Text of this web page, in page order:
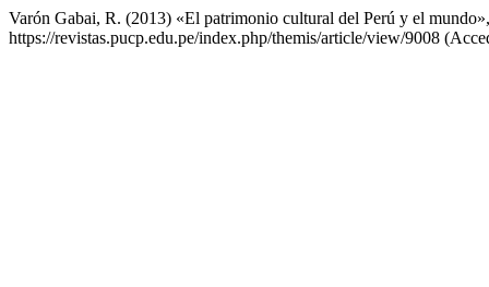
Varón Gabai, R. (2013) «El patrimonio cultural del Perú y el
https://revistas.pucp.edu.pe/index.php/themis/article/view/9008